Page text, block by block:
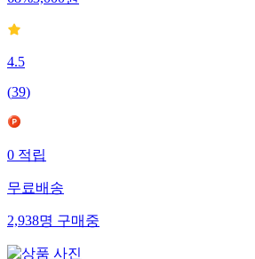
68%3,000원
4.5
(39)
0적립
무료배송
2,938명구매중